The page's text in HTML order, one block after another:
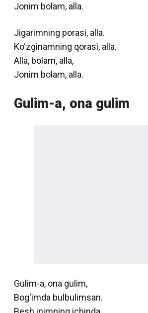
Jonim bolam, alla.
Jigarimning porasi, alla.
Ko‘zginamning qorasi, alla.
Alla, bolam, alla,
Jonim bolam, alla.
Gulim-a, ona gulim
Gulim-a, ona gulim,
Bog‘imda bulbulimsan.